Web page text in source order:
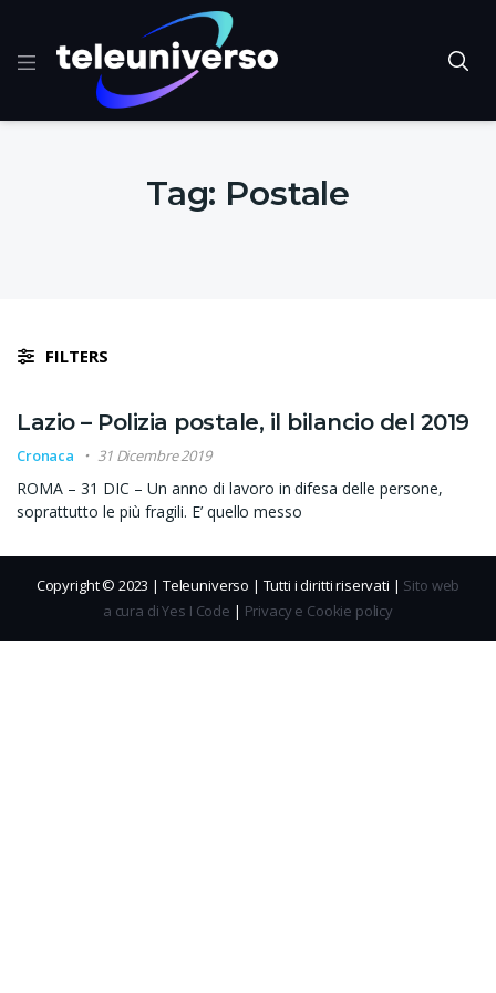
Tag: Postale
FILTERS
Lazio – Polizia postale, il bilancio del 2019
Cronaca 31 Dicembre 2019
ROMA – 31 DIC – Un anno di lavoro in difesa delle persone,
soprattutto le più fragili. E’ quello messo
Copyright © 2023 | Teleuniverso | Tutti i diritti riservati | Sito web
a cura di Yes I Code | Privacy e Cookie policy